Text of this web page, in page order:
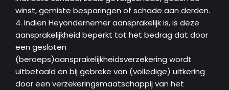
winst, gemiste besparingen of schade aan derden.
4. Indien Heyondernemer aansprakelijk is, is deze
aansprakelijkheid beperkt tot het bedrag dat door
een gesloten
(beroeps)aansprakelijkheidsverzekering wordt
uitbetaald en bij gebreke van (volledige) uitkering
door een verzekeringsmaatschappij van het